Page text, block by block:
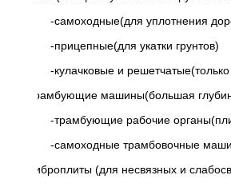
-самоходные(для уплотнения
-прицепные(для укатки грунтов)
-кулачковые и решетчатые(только
· трамбующие машины(большая
-трамбующие рабочие
-самоходные трамбовочные
· виброплиты (для несвязных и